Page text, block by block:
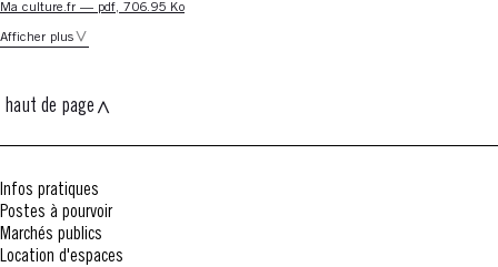
Nouvelle fenêtre
Ma culture.fr — pdf, 706.95 Ko
Afficher plus
haut de page
Infos pratiques
Postes à pourvoir
Marchés publics
Location d'espaces